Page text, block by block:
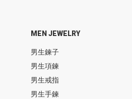
MEN JEWELRY
男生鍊子
男生項鍊
男生戒指
男生手鍊